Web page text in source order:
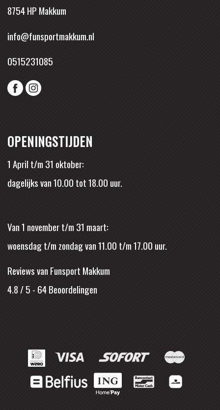
8754 HP Makkum
info@funsportmakkum.nl
0515231085
OPENINGSTIJDEN
1 April t/m 31 oktober:
dagelijks van 10.00 tot 18.00 uur.
Van 1 november t/m 31 maart:
woensdag t/m zondag van 11.00 t/m 17.00 uur.
Reviews van Funsport Makkum
4.8 / 5 - 64Beoordelingen